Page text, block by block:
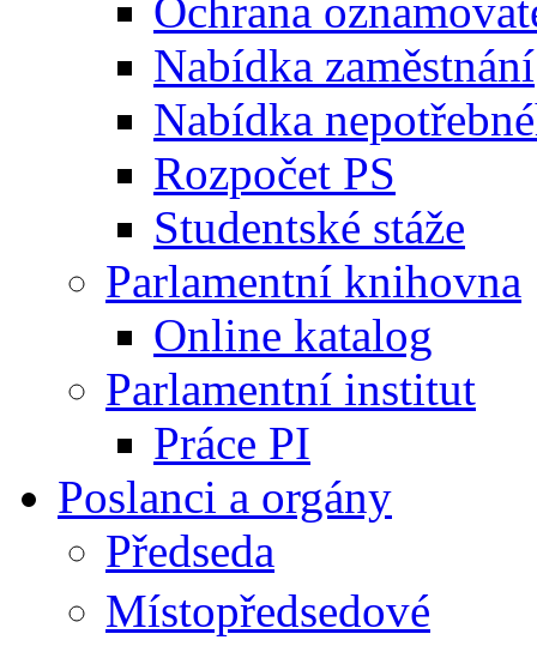
Ochrana
Nabídka zaměstnání
Nabídka
Rozpočet PS
Studentské stáže
Parlamentní knihovna
Online katalog
Parlamentní institut
Práce PI
Poslanci a orgány
Předseda
Místopředsedové